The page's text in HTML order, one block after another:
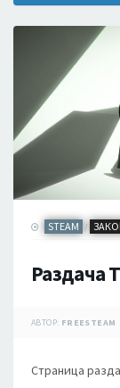
STEAM /
Раздача
АВТОР: FREESTEAM
Страница